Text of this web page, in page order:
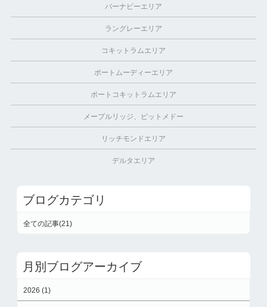
バーナビーエリア
ラングレーエリア
コキットラムエリア
ポートムーディーエリア
ポートコキットラムエリア
メープルリッジ、ピットメドー
リッチモンドエリア
デルタエリア
ブログカテゴリ
全ての記事(21)
月別ブログアーカイブ
2026 (1)